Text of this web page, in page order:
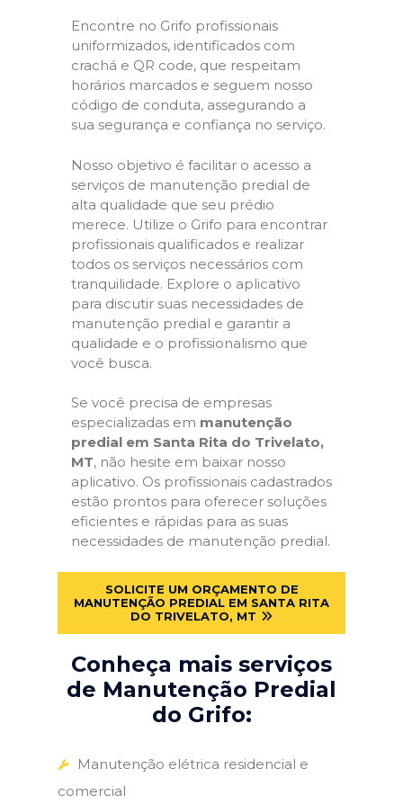
Encontre no Grifo profissionais
uniformizados, identificados com
crachá e QR code, que respeitam
horários marcados e seguem nosso
código de conduta, assegurando a
sua segurança e confiança no serviço.
Nosso objetivo é facilitar o acesso a
serviços de manutenção predial de
alta qualidade que seu prédio
merece. Utilize o Grifo para encontrar
profissionais qualificados e realizar
todos os serviços necessários com
tranquilidade. Explore o aplicativo
para discutir suas necessidades de
manutenção predial e garantir a
qualidade e o profissionalismo que
você busca.
Se você precisa de empresas
especializadas em manutenção
predial em Santa Rita do Trivelato,
MT, não hesite em baixar nosso
aplicativo. Os profissionais cadastrados
estão prontos para oferecer soluções
eficientes e rápidas para as suas
necessidades de manutenção predial.
SOLICITE UM ORÇAMENTO DE
MANUTENÇÃO PREDIAL EM SANTA RITA
DO TRIVELATO, MT
Conheça mais serviços
de Manutenção Predial
do Grifo:
Manutenção elétrica residencial e
comercial